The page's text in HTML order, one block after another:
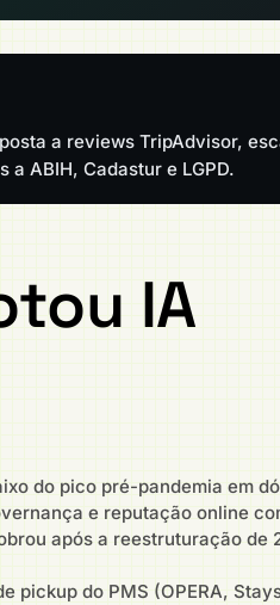
a reviews TripAdvisor,
ABIH, Cadastur e LGPD.
IA
do pico pré-pandemia em
e reputação online
após a reestruturação de
pickup do PMS (OPERA,